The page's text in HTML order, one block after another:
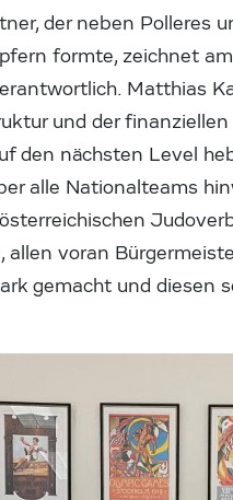
der neben Polleres
formte, zeichnet
Matthias
und der
den nächsten Level
alle Nationalteams
allen voran
gemacht und diesen